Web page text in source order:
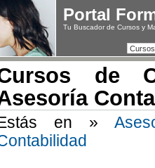
Portal
Tu Buscador de Cursos y
de
en »